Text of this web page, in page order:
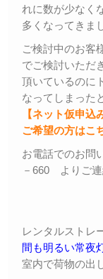
れに数が少なく
多くなってきま
ご検討中のお客
でご検討いただ
頂いているのに
なってしまった
【ネット仮申込
ご希望の方はこ
お電話でのお問
－660 よりご連
レンタルストレ
間も明るい常夜
室内で荷物の出